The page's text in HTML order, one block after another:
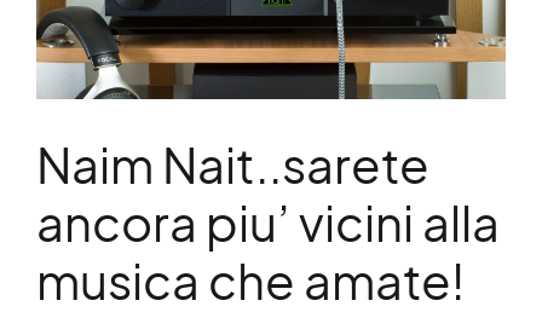
Naim Nait..sarete
ancora piu’ vicini alla
musica che amate!